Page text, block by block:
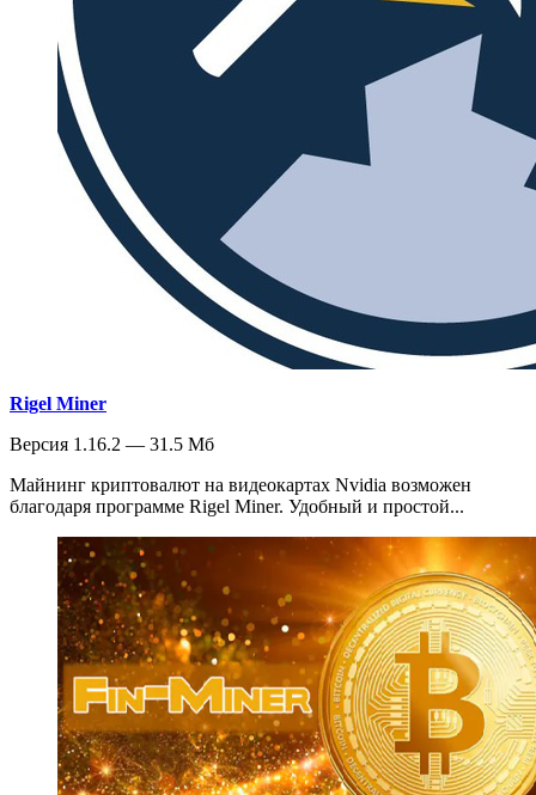
Rigel Miner
Версия 1.16.2 — 31.5 Мб
Майнинг криптовалют на видеокартах Nvidia возможен
благодаря программе Rigel Miner. Удобный и простой...